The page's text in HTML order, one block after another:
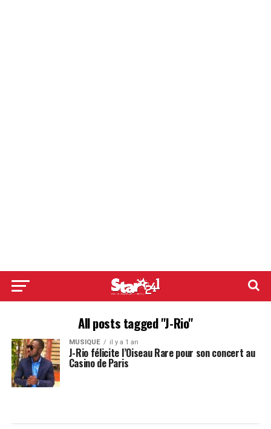
All posts tagged "J-Rio"
MUSIQUE il y a 1 an
J-Rio félicite l’Oiseau Rare pour son concert au
Casino de Paris